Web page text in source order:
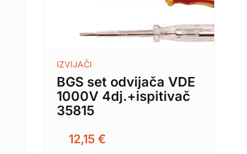
IZVIJAČI
BGS set odvijača VDE
1000V 4dj.+ispitivač
35815
12,15 €